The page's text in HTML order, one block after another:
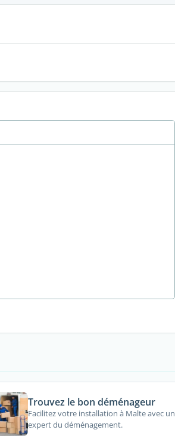
Trouvez le bon déménageur
Facilitez votre installation à Malte avec un
expert du déménagement.